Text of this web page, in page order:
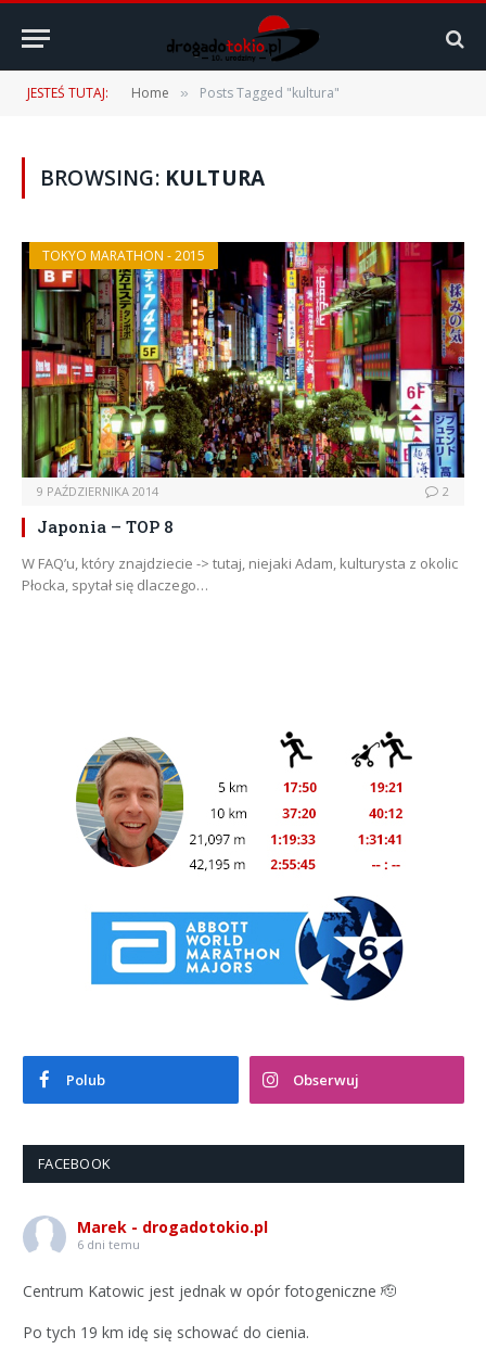
JESTEŚ TUTAJ: Home » Posts Tagged "kultura"
BROWSING: KULTURA
TOKYO MARATHON - 2015
9 PAŹDZIERNIKA 2014 2
Japonia – TOP 8
W FAQ’u, który znajdziecie -> tutaj, niejaki Adam, kulturysta z okolic
Płocka, spytał się dlaczego…
Polub Obserwuj
FACEBOOK
Marek - drogadotokio.pl
6 dni temu
Centrum Katowic jest jednak w opór fotogeniczne 🫡
Po tych 19 km idę się schować do cienia.